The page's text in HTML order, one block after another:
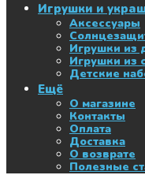
Игрушки и
Аксессуары
Игрушки из
Игрушки из
Детские
Ещё
О магазине
Контакты
Оплата
Доставка
О возврате
Полезные